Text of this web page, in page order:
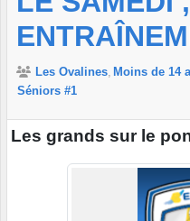
Les Ovalines Moins de 14
Séniors #1
Les grands sur le